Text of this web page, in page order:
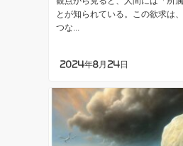
とが知られている。この欲求は
つな...
2024年8月24日